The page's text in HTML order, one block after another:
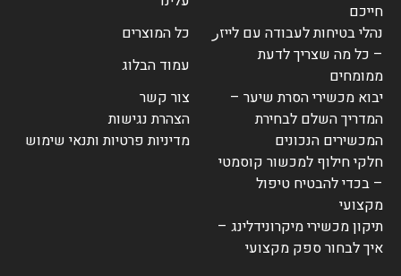
חייכם
נהלי בטיחות לעבודה עם לייזر
– כל מה שצריך לדעת
ממומחים
יבוא מכשירי הסרת שיער –
המדריך השלם לבחירת
המכשירים הנכונים
חלקי חילוף למכשור קוסמטי
– בכדי להבטיח טיפול
מקצועי
תיקון מכשירי מיקרונידלינג –
איך לבחור ספק מקצועי
כל המוצרים
עמוד הבלוג
צור קשר
הצהרת נגישות
מדיניות פרטיות ותנאי שימוש